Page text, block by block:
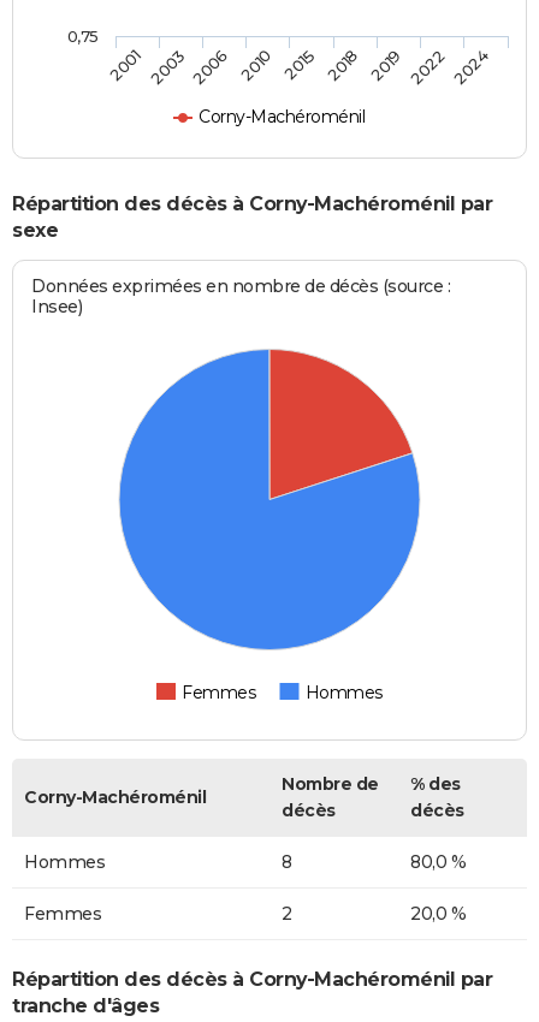
Corny-Machéroménil
2001 20032006 2010 2015 2018 2019 20222024
0,75
Répartition des décès à Corny-Machéroménil par
sexe
Données exprimées en nombre de décès (source :
Insee)
Femmes Hommes
Corny-Machéroménil
Nombre de
décès
% des
décès
Hommes 8 80,0 %
Femmes 2 20,0 %
Répartition des décès à Corny-Machéroménil par
tranche d'âges